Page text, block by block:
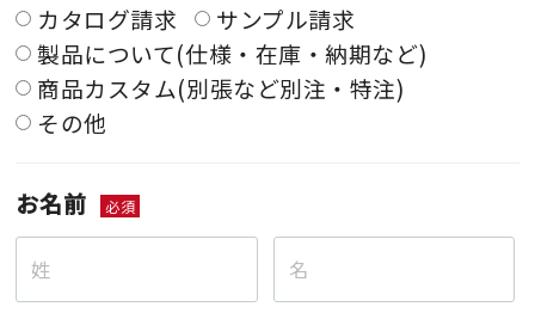
カタログ請求
サンプル請求
製品について(仕様・在庫・納期など)
商品カスタム(別張など別注・特注)
その他
お名前 必須